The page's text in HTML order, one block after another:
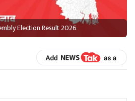
Election Result 2026